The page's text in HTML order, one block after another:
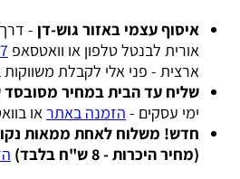
איסוף עצמי באזור גוש-דן -
אורית לבנטל טלפון או וואטסאפ
ארצית - פני אלי לקבלת משווקות
שליח עד הבית במחיר מסובסד של
ימי עסקים - הזמנה באתראו
חדש! משלוח לאחת ממאות
(מחיר היכרות - 8 ש"ח בלבד)